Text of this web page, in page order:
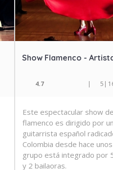
Show Flamenco -
4.7 | 5 |
Este espectacular show de
flamenco es dirigido por
guitarrista español
Colombia desde hace
grupo está integrado por
y 2 bailaoras.